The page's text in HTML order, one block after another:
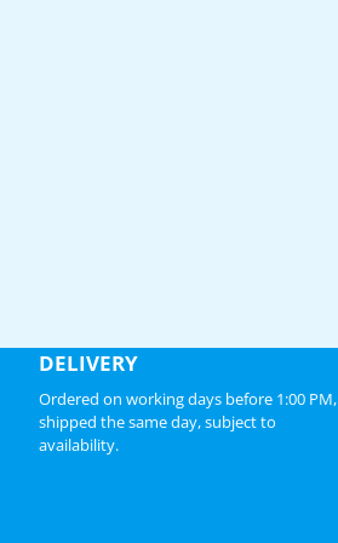
DELIVERY
Ordered on working days before 1:00 PM,
shipped the same day, subject to
availability.